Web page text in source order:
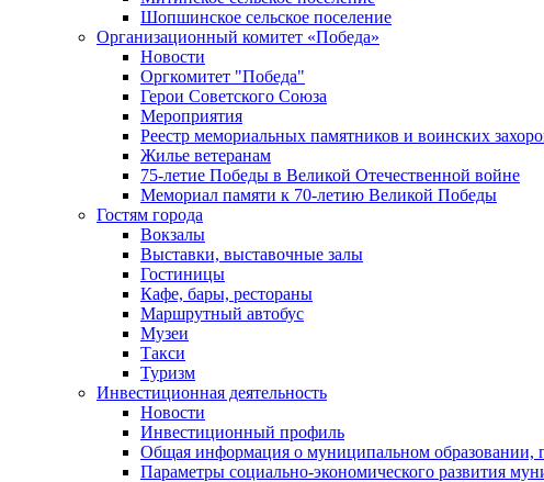
Шопшинское сельское поселение
Организационный комитет «Победа»
Новости
Оргкомитет "Победа"
Герои Советского Союза
Мероприятия
Реестр мемориальных памятников и воинских
Жилье ветеранам
75-летие Победы в Великой Отечественной войне
Мемориал памяти к 70-летию Великой Победы
Гостям города
Вокзалы
Выставки, выставочные залы
Гостиницы
Кафе, бары, рестораны
Маршрутный автобус
Музеи
Такси
Туризм
Инвестиционная деятельность
Новости
Инвестиционный профиль
Общая информация о муниципальном образовании,
Параметры социально-экономического развития